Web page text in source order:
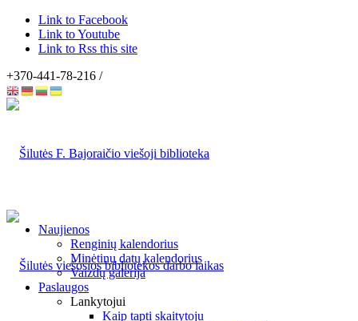
Link to Facebook
Link to Youtube
Link to Rss this site
+370-441-78-216 /
Naujienos
Renginių kalendorius
Minėtinų datų kalendorius
Vaizdų galerija
Paslaugos
Lankytojui
Kaip tapti skaitytoju